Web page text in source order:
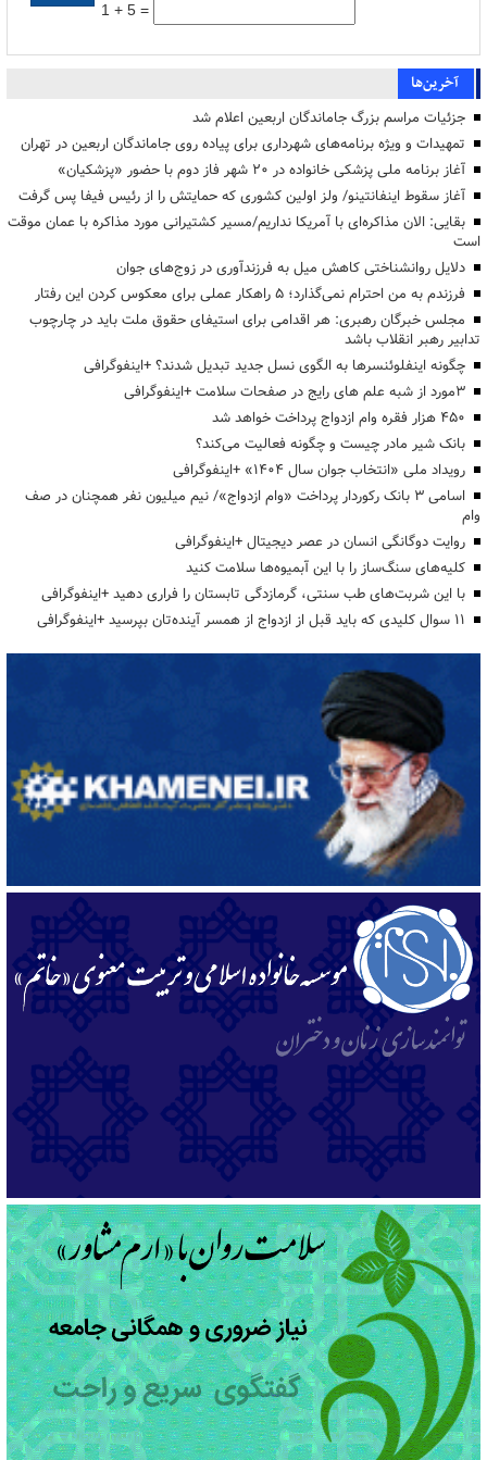
1 + 5 =
آخرین‌ها
جزئیات مراسم بزرگ جاماندگان اربعین اعلام شد
تمهیدات و ویژه برنامه‌های شهرداری برای پیاده روی جاماندگان اربعین در تهران
آغاز برنامه ملی پزشکی خانواده در ۲۰ شهر فاز دوم با حضور «پزشکیان»
آغاز سقوط اینفانتینو/ ولز اولین کشوری که حمایتش را از رئیس فیفا پس گرفت
بقایی: الان مذاکره‌ای با آمریکا نداریم/مسیر کشتیرانی مورد مذاکره با عمان موقت
است
دلایل روانشناختی کاهش میل به فرزندآوری در زوج‌های جوان
فرزندم به من احترام نمی‌گذارد؛ ۵ راهکار عملی برای معکوس کردن این رفتار
مجلس خبرگان رهبری: هر اقدامی برای استیفای حقوق ملت باید در چارچوب
تدابیر رهبر انقلاب باشد
چگونه اینفلوئنسرها به الگوی نسل جدید تبدیل شدند؟ +اینفوگرافی
3مورد از شبه علم های رایج در صفحات سلامت +اینفوگرافی
۴۵۰ هزار فقره وام ازدواج پرداخت خواهد شد
بانک شیر مادر چیست و چگونه فعالیت می‌کند؟
رویداد ملی «انتخاب جوان سال ۱۴۰۴» +اینفوگرافی
اسامی ۳ بانک رکوردار پرداخت «وام ازدواج»/ نیم میلیون نفر همچنان در صف
وام
روایت دوگانگی انسان در عصر دیجیتال +اینفوگرافی
کلیه‌های سنگ‌ساز را با این آبمیوه‌ها سلامت کنید
با این شربت‌های طب سنتی، گرمازدگی تابستان را فراری دهید +اینفوگرافی
۱۱ سوال کلیدی که باید قبل از ازدواج از همسر آینده‌تان بپرسید +اینفوگرافی